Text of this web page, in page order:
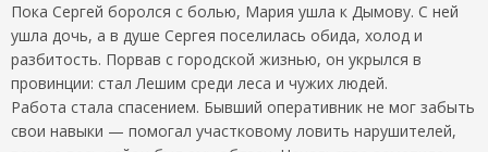
Пока Сергей боролся с болью, Мария ушла к Дымову. С ней
ушла дочь, а в душе Сергея поселилась обида, холод и
разбитость. Порвав с городской жизнью, он укрылся в
провинции: стал Лешим среди леса и чужих людей.
Работа стала спасением. Бывший оперативник не мог забыть
свои навыки — помогал участковому ловить нарушителей,